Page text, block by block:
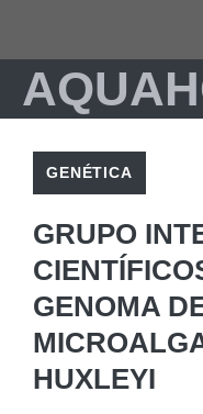
contenido
GENÉTICA
GRUPO
GENOMA
HUXLEYI